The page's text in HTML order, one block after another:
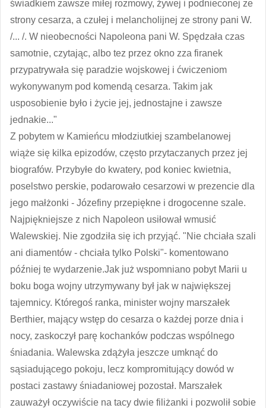
świadkiem zawsze miłej rozmowy, żywej i podnieconej ze
strony cesarza, a czułej i melancholijnej ze strony pani W.
/... /. W nieobecności Napoleona pani W. Spędzała czas
samotnie, czytając, albo tez przez okno zza firanek
przypatrywała się paradzie wojskowej i ćwiczeniom
wykonywanym pod komendą cesarza. Takim jak
usposobienie było i życie jej, jednostajne i zawsze
jednakie..."
Z pobytem w Kamieńcu młodziutkiej szambelanowej
wiąże się kilka epizodów, często przytaczanych przez jej
biografów. Przybyłe do kwatery, pod koniec kwietnia,
poselstwo perskie, podarowało cesarzowi w prezencie dla
jego małżonki - Józefiny przepiękne i drogocenne szale.
Najpiękniejsze z nich Napoleon usiłował wmusić
Walewskiej. Nie zgodziła się ich przyjąć. "Nie chciała szali
ani diamentów - chciała tylko Polski"- komentowano
później te wydarzenie.Jak już wspomniano pobyt Marii u
boku boga wojny utrzymywany był jak w największej
tajemnicy. Któregoś ranka, minister wojny marszałek
Berthier, mający wstęp do cesarza o każdej porze dnia i
nocy, zaskoczył parę kochanków podczas wspólnego
śniadania. Walewska zdążyła jeszcze umknąć do
sąsiadującego pokoju, lecz kompromitujący dowód w
postaci zastawy śniadaniowej pozostał. Marszałek
zauważył oczywiście na tacy dwie filiżanki i pozwolił sobie